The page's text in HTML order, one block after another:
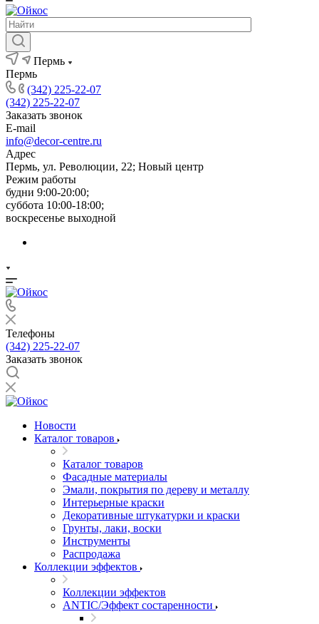
Пермь
Пермь
(342) 225-22-07
(342) 225-22-07
Заказать звонок
E-mail
info@decor-centre.ru
Адрес
Пермь, ул. Революции, 22; Новый центр
Режим работы
будни 9:00-20:00;
суббота 10:00-18:00;
воскресенье выходной
Телефоны
(342) 225-22-07
Заказать звонок
Новости
Каталог товаров
Каталог товаров
Фасадные материалы
Эмали, покрытия по дереву и металлу
Интерьерные краски
Декоративные штукатурки и краски
Грунты, лаки, воски
Инструменты
Распродажа
Коллекции эффектов
Коллекции эффектов
ANTIC/Эффект состаренности